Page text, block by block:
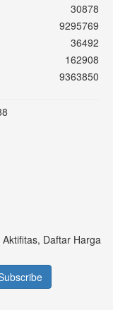
30878
9295769
36492
162908
9363850
Daftar Harga